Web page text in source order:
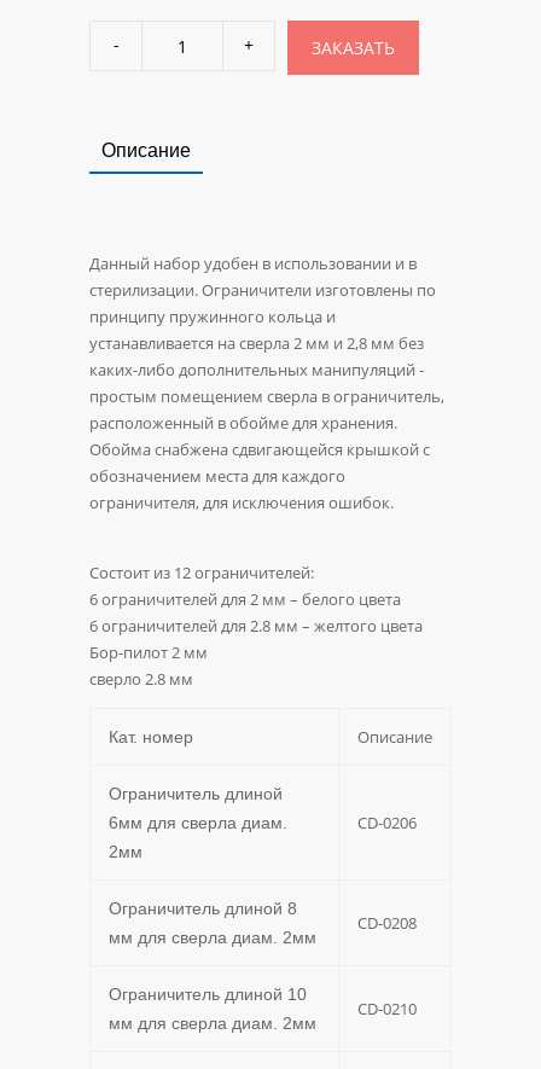
ЗАКАЗАТЬ
Описание
Данный набор удобен в использовании и в
стерилизации. Ограничители изготовлены по
принципу пружинного кольца и
устанавливается на сверла 2 мм и 2,8 мм без
каких-либо дополнительных манипуляций -
простым помещением сверла в ограничитель,
расположенный в обойме для хранения.
Обойма снабжена сдвигающейся крышкой с
обозначением места для каждого
ограничителя, для исключения ошибок.
Состоит из 12 ограничителей:
6 ограничителей для 2 мм – белого цвета
6 ограничителей для 2.8 мм – желтого цвета
Бор-пилот 2 мм
сверло 2.8 мм
Кат. номер Описание
Ограничитель длиной
6мм для сверла диам.
2мм
CD-0206
Ограничитель длиной 8
мм для сверла диам. 2мм
CD-0208
Ограничитель длиной 10
мм для сверла диам. 2мм
CD-0210